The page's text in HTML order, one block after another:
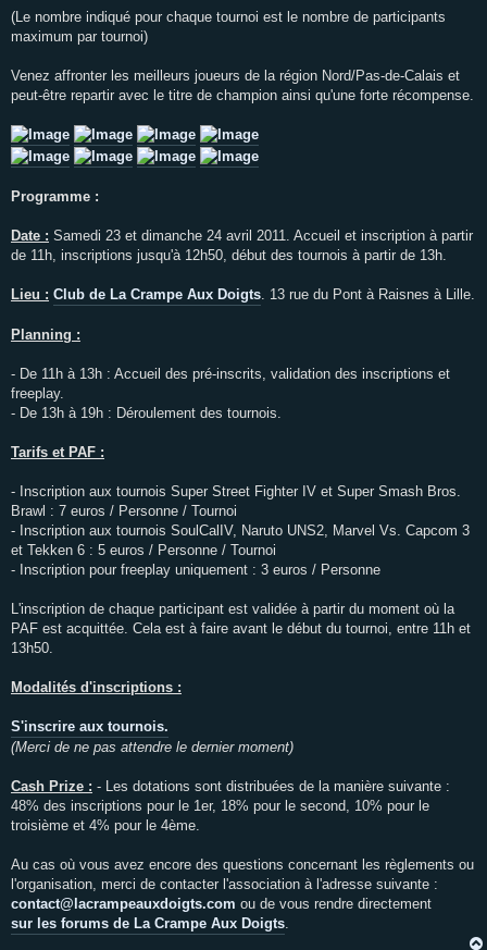
(Le nombre indiqué pour chaque tournoi est le nombre de participants
maximum par tournoi)
Venez affronter les meilleurs joueurs de la région Nord/Pas-de-Calais et
peut-être repartir avec le titre de champion ainsi qu'une forte récompense.
Programme :
Date : Samedi 23 et dimanche 24 avril 2011. Accueil et inscription à partir
de 11h, inscriptions jusqu'à 12h50, début des tournois à partir de 13h.
Lieu : Club de La Crampe Aux Doigts . 13 rue du Pont à Raisnes à Lille.
Planning :
- De 11h à 13h : Accueil des pré-inscrits, validation des inscriptions et
freeplay.
- De 13h à 19h : Déroulement des tournois.
Tarifs et PAF :
- Inscription aux tournois Super Street Fighter IV et Super Smash Bros.
Brawl : 7 euros / Personne / Tournoi
- Inscription aux tournois SoulCalIV, Naruto UNS2, Marvel Vs. Capcom 3
et Tekken 6 : 5 euros / Personne / Tournoi
- Inscription pour freeplay uniquement : 3 euros / Personne
L'inscription de chaque participant est validée à partir du moment où la
PAF est acquittée. Cela est à faire avant le début du tournoi, entre 11h et
13h50.
Modalités d'inscriptions :
S'inscrire aux tournois.
(Merci de ne pas attendre le dernier moment)
Cash Prize : - Les dotations sont distribuées de la manière suivante :
48% des inscriptions pour le 1er, 18% pour le second, 10% pour le
troisième et 4% pour le 4ème.
Au cas où vous avez encore des questions concernant les règlements ou
l'organisation, merci de contacter l'association à l'adresse suivante :
contact@lacrampeauxdoigts.com ou de vous rendre directement
sur les forums de La Crampe Aux Doigts